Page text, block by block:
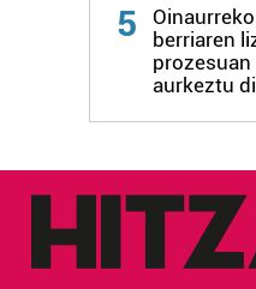
5
berriaren
prozesuan
aurkeztu